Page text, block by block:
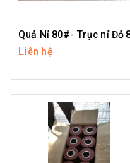
Liên hệ